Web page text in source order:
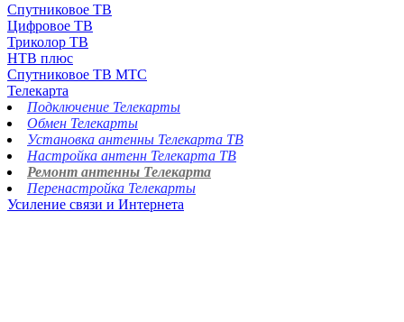
Спутниковое ТВ
Цифровое ТВ
Триколор ТВ
НТВ плюс
Спутниковое ТВ МТС
Телекарта
Подключение Телекарты
Обмен Телекарты
Установка антенны Телекарта ТВ
Настройка антенн Телекарта ТВ
Ремонт антенны Телекарта
Перенастройка Телекарты
Усиление связи и Интернета